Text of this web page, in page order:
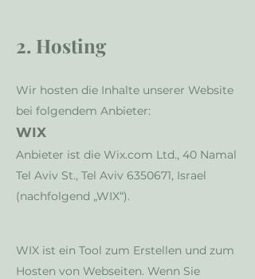
2. Hosting
Wir hosten die Inhalte unserer Website
bei folgendem Anbieter:
WIX
Anbieter ist die Wix.com Ltd., 40 Namal
Tel Aviv St., Tel Aviv 6350671, Israel
(nachfolgend „WIX“).
WIX ist ein Tool zum Erstellen und zum
Hosten von Webseiten. Wenn Sie